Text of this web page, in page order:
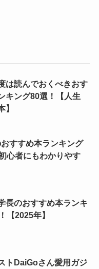
は読んでおくべきおす
キング80選！【人生
】
すすめ本ランキング
心者にもわかりやす
長のおすすめ本ランキ
【2025年】
トDaiGoさん愛用ガジ